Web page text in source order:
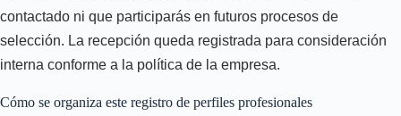
contactado ni que participarás en futuros procesos de
selección. La recepción queda registrada para consideración
interna conforme a la política de la empresa.
Cómo se organiza este registro de perfiles profesionales